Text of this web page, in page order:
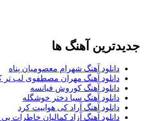
جدیدترین آهنگ ها
دانلود آهنگ شهرام معصومیان پناه
دانلود آهنگ مهران مصطفوی لب تر
دانلود آهنگ کوروش فیانسه
دانلود آهنگ سیا دختر خوشگله
دانلود آهنگ آراد کی هواییت کرد
دانلود آهنگ آزاد کمالیان خاطرات